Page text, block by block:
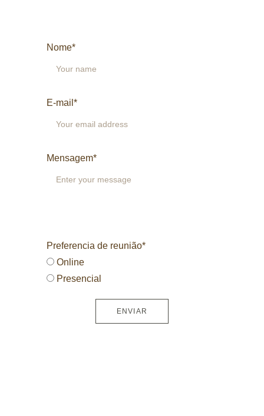
Nome*
E-mail*
Mensagem*
Preferencia de reunião*
Online
Presencial
ENVIAR